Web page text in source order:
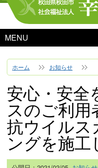
MENU
ホーム お知らせ
安心・安全
スのご利用
抗ウイルス
ングを施工